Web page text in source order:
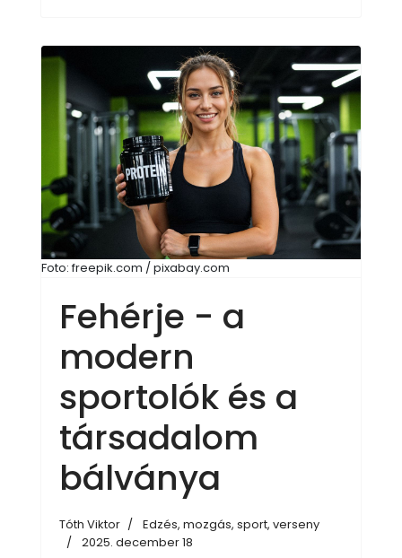
Foto: freepik.com / pixabay.com
Fehérje - a
modern
sportolók és a
társadalom
bálványa
Tóth Viktor
Edzés, mozgás, sport, verseny
2025. december 18